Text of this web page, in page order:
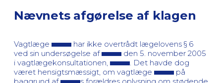
Nævnets afgørelse af klagen
Vagtlæge
har ikke overtrådt lægelovens § 6
ved sin undersøgelse af
den 5. november 2005
i vagtlægekonsultationen,
. Det havde dog
været hensigtsmæssigt, om vagtlæge
på
baggrund af
s forældres oplysning om stødende